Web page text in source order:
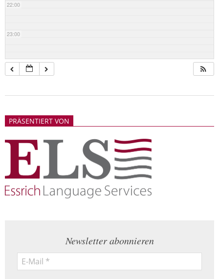
22:00
23:00
21PRÄSENTIERT VON
Newsletter abonnieren